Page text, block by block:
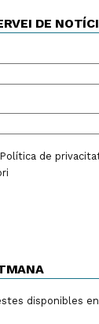
DE
Política de
disponibles